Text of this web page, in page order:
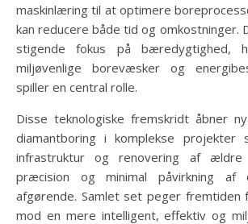
maskinlæring til at optimere
kan reducere både tid og omkostninger.
stigende fokus på bæredygtighed,
miljøvenlige borevæsker og
spiller en central rolle.
Disse teknologiske fremskridt åbner
diamantboring i komplekse projekter
infrastruktur og renovering af ældre
præcision og minimal påvirkning af
afgørende. Samlet set peger fremtiden
mod en mere intelligent, effektiv og